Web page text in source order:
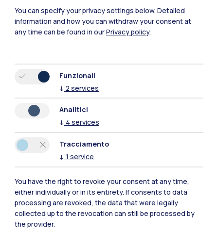
Sedi
Milano Leonardo
Milano Bovisa
Cremona
Lecco
You can specify your privacy settings below. Detailed
information and how you can withdraw your consent at
any time can be found in ourPrivacy policy.
Funzionali
↓ 2 services
Analitici
↓ 4 services
Tracciamento
↓ 1 service
You have the right to revoke your consent at any time,
either individually or in its entirety. If consents to data
processing are revoked, the data that were legally
collected up to the revocation can still be processed by
the provider.